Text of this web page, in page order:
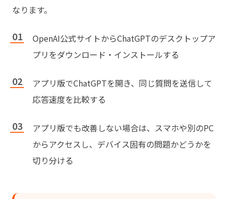
なります。
OpenAI公式サイトからChatGPTのデスクトップア
プリをダウンロード・インストールする
アプリ版でChatGPTを開き、同じ質問を送信して
応答速度を比較する
アプリ版でも改善しない場合は、スマホや別のPC
からアクセスし、デバイス固有の問題かどうかを
切り分ける